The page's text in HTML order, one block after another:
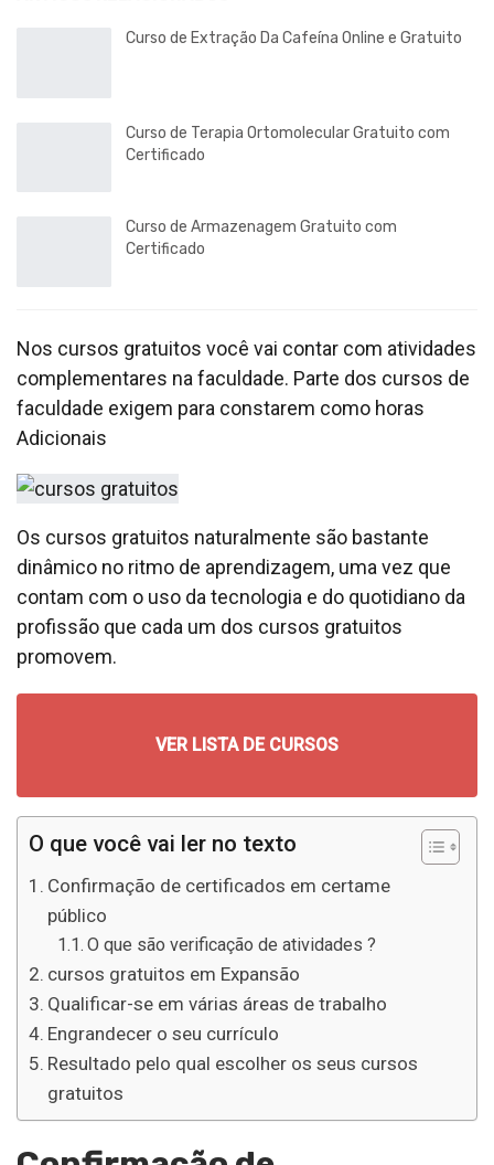
Curso de Extração Da Cafeína Online e Gratuito
Curso de Terapia Ortomolecular Gratuito com
Certificado
Curso de Armazenagem Gratuito com
Certificado
Nos cursos gratuitos você vai contar com atividades
complementares na faculdade. Parte dos cursos de
faculdade exigem para constarem como horas
Adicionais
Os cursos gratuitos naturalmente são bastante
dinâmico no ritmo de aprendizagem, uma vez que
contam com o uso da tecnologia e do quotidiano da
profissão que cada um dos cursos gratuitos
promovem.
VER LISTA DE CURSOS
O que você vai ler no texto
Confirmação de certificados em certame
público
O que são verificação de atividades ?
cursos gratuitos em Expansão
Qualificar-se em várias áreas de trabalho
Engrandecer o seu currículo
Resultado pelo qual escolher os seus cursos
gratuitos